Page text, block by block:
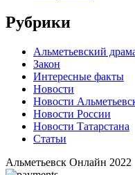
Рубрики
Альметьевский
Закон
Интересные факты
Новости
Новости
Новости России
Новости Татарстана
Статьи
Альметьевск Онлайн 2022